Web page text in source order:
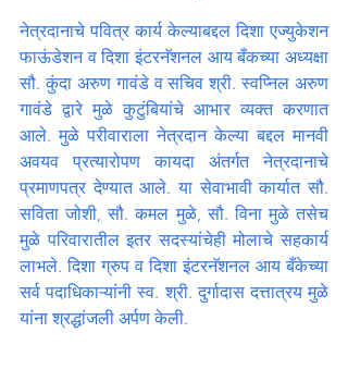
नेत्रदानाचे पवित्र कार्य केल्याबद्दल दिशा एज्युकेशन
फाऊंडेशन व दिशा इंटरनॅशनल आय बँकच्या अध्यक्षा
सौ. कुंदा अरुण गावंडे व सचिव श्री. स्वप्निल अरुण
गावंडे द्वारे मुळे कुटुंबियांचे आभार व्यक्त करणात
आले. मुळे परीवाराला नेत्रदान केल्या बद्दल मानवी
अवयव प्रत्यारोपण कायदा अंतर्गत नेत्रदानाचे
प्रमाणपत्र देण्यात आले. या सेवाभावी कार्यात सौ.
सविता जोशी, सौ. कमल मुळे, सौ. विना मुळे तसेच
मुळे परिवारातील इतर सदस्यांचेही मोलाचे सहकार्य
लाभले. दिशा ग्रुप व दिशा इंटरनॅशनल आय बँकेच्या
सर्व पदाधिकाऱ्यांनी स्व. श्री. दुर्गादास दत्तात्रय मुळे
यांना श्रद्धांजली अर्पण केली.